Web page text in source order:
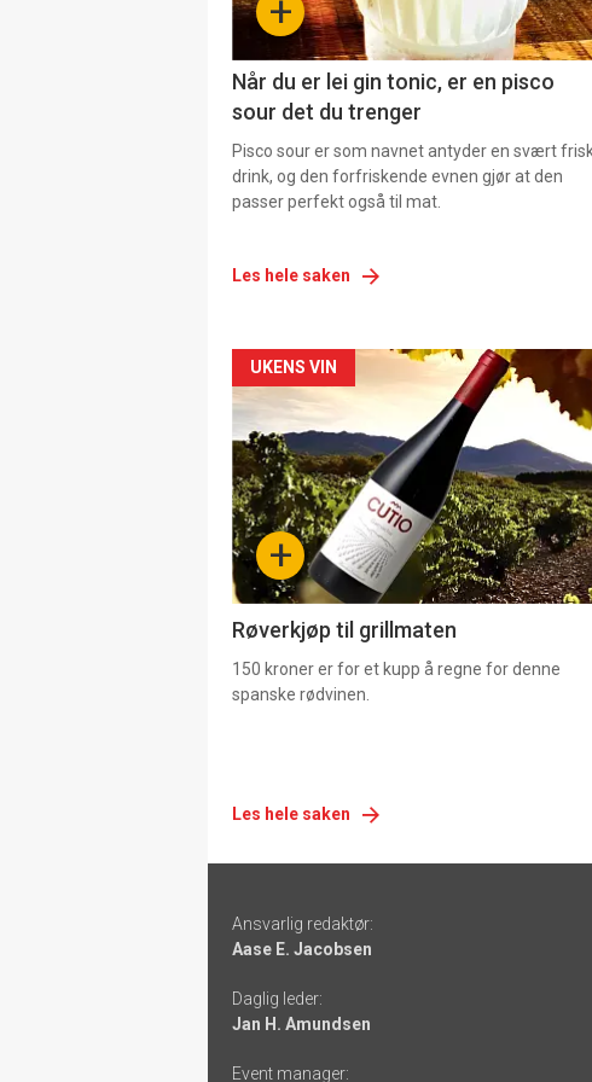
+
Når du er lei gin tonic, er en pisco
sour det du trenger
Pisco sour er som navnet antyder en svært
drink, og den forfriskende evnen gjør at den
passer perfekt også til mat.
Les hele saken
Forsiden
akkurat
nå
-
4 +
UKENS VIN
Røverkjøp til grillmaten
150 kroner er for et kupp å regne for denne
spanske rødvinen.
Les hele saken
-
links
Ansvarlig redaktør:
Aase E. Jacobsen
Daglig leder:
Jan H. Amundsen
Event manager: